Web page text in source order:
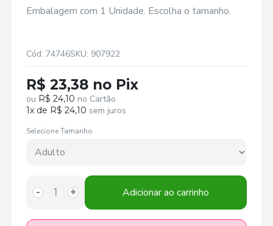
Embalagem com 1 Unidade. Escolha o tamanho.
Cód: 74746SKU: 907922
R$ 23,38 no Pix
ou R$ 24,10 no Cartão
1x de R$ 24,10 sem juros
Selecione Tamanho
- + Adicionar ao carrinho